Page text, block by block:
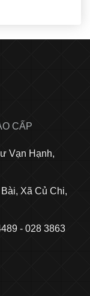
CẤP
Vạn Hạnh,
Xã Củ Chi,
- 028 3863